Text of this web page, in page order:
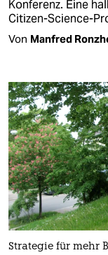
Konferenz. Eine
Citizen-Science-
Von Manfred
Strategie für mehr